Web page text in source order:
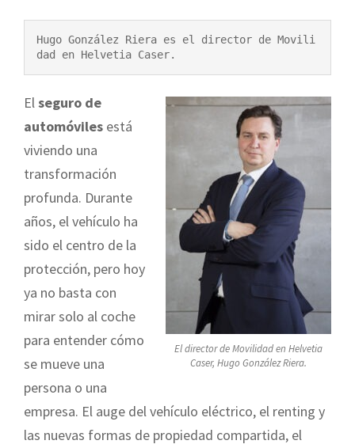
Hugo González Riera es el director de Movili
dad en Helvetia Caser.
El director de Movilidad en Helvetia
Caser, Hugo González Riera.
El seguro de
automóviles está
viviendo una
transformación
profunda. Durante
años, el vehículo ha
sido el centro de la
protección, pero hoy
ya no basta con
mirar solo al coche
para entender cómo
se mueve una
persona o una
empresa. El auge del vehículo eléctrico, el renting y
las nuevas formas de propiedad compartida, el